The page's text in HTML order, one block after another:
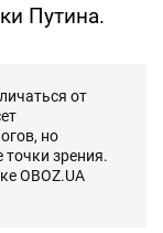
Путина.
от
но
точки зрения.
OBOZ.UA